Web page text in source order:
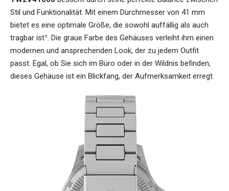
Stil und Funktionalität. Mit einem Durchmesser von 41 mm
bietet es eine optimale Größe, die sowohl auffällig als auch
tragbar ist¹. Die graue Farbe des Gehäuses verleiht ihm einen
modernen und ansprechenden Look, der zu jedem Outfit
passt. Egal, ob Sie sich im Büro oder in der Wildnis befinden,
dieses Gehäuse ist ein Blickfang, der Aufmerksamkeit erregt.